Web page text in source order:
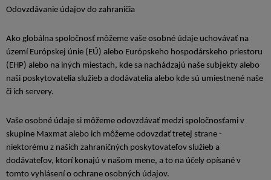
Odovzdávanie údajov do zahraničia
Ako globálna spoločnosť môžeme vaše osobné údaje uchovávať na
území Európskej únie (EÚ) alebo Európskeho hospodárskeho priestoru
(EHP) alebo na iných miestach, kde sa nachádzajú naše subjekty alebo
naši poskytovatelia služieb a dodávatelia alebo kde sú umiestnené naše
či ich servery.
Vaše osobné údaje si môžeme odovzdávať medzi spoločnosťami v
skupine Maxmat alebo ich môžeme odovzdať tretej strane -
niektorému z našich zahraničných poskytovateľov služieb a
dodávateľov, ktorí konajú v našom mene, a to na účely opísané v
tomto vyhlásení o ochrane osobných údajov.